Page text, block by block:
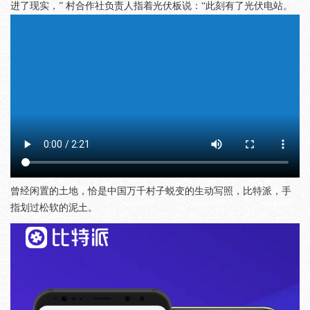
进了现实，” 村合作社负责人指着光伏板说：“此刻有了光伏电站。
曾经闲置的土地，恰是中国万千村子蜕变的生动写照，比特派，手
指划过松软的泥土。